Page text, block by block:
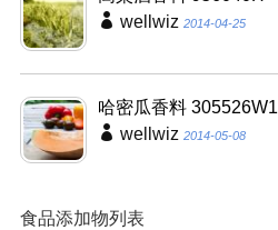
wellwiz 2014-04-25
哈密瓜香料 305526W1
wellwiz 2014-05-08
食品添加物列表